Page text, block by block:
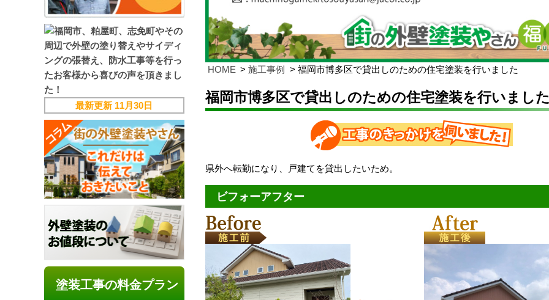
HOME 施工事例 福岡市博多区で貸出しのための住宅塗装を行いました
福岡市博多区で貸出しのための住宅塗装を行いまし
県外へ転勤になり、戸建てを貸出したいため。
ビフォーアフター
最新更新 11月30日
塗装工事の料金プラン